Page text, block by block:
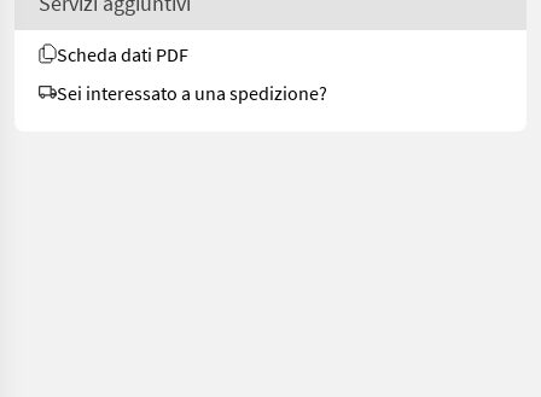
Scheda dati PDF
Sei interessato a una spedizione?